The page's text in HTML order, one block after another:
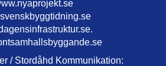
/ Stordåhd Kommunikation: